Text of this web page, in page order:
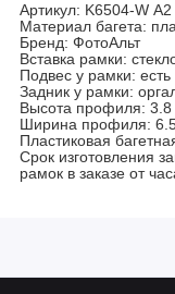
Артикул: K6504-W А2
Материал багета:
Бренд: ФотоАльт
Вставка рамки:
Подвес у рамки: есть
Задник у рамки:
Высота профиля: 3.8
Ширина профиля:
Пластиковая
Срок изготовления
рамок в заказе от